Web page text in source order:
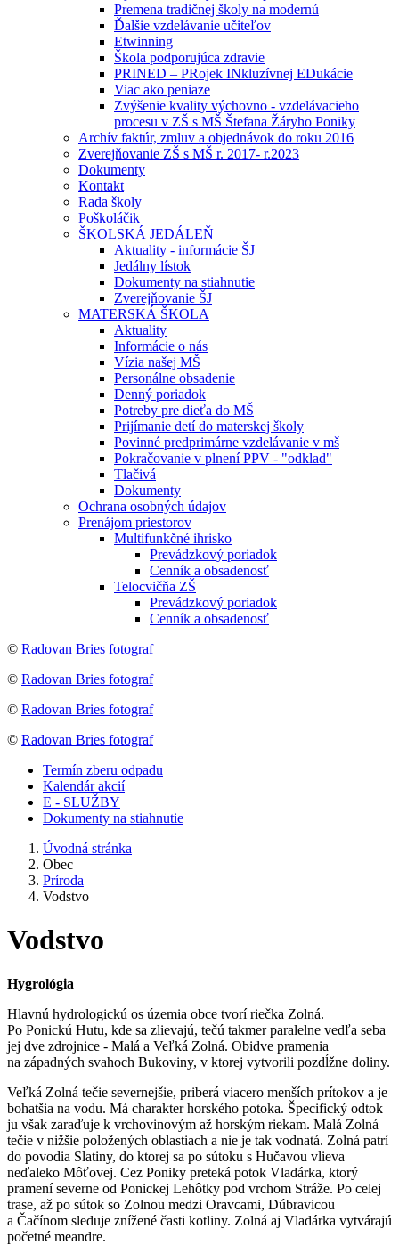
Premena tradičnej školy na modernú
Ďalšie vzdelávanie učiteľov
Etwinning
Škola podporujúca zdravie
PRINED – PRojek INkluzívnej EDukácie
Viac ako peniaze
Zvýšenie kvality výchovno - vzdelávacieho
procesu v ZŠ s MŠ Štefana Žáryho Poniky
Archív faktúr, zmluv a objednávok do roku 2016
Zverejňovanie ZŠ s MŠ r. 2017- r.2023
Dokumenty
Kontakt
Rada školy
Poškoláčik
ŠKOLSKÁ JEDÁLEŇ
Aktuality - informácie ŠJ
Jedálny lístok
Dokumenty na stiahnutie
Zverejňovanie ŠJ
MATERSKÁ ŠKOLA
Aktuality
Informácie o nás
Vízia našej MŠ
Personálne obsadenie
Denný poriadok
Potreby pre dieťa do MŠ
Prijímanie detí do materskej školy
Povinné predprimárne vzdelávanie v mš
Pokračovanie v plnení PPV - "odklad"
Tlačivá
Dokumenty
Ochrana osobných údajov
Prenájom priestorov
Multifunkčné ihrisko
Prevádzkový poriadok
Cenník a obsadenosť
Telocvičňa ZŠ
Prevádzkový poriadok
Cenník a obsadenosť
© Radovan Bries fotograf
© Radovan Bries fotograf
© Radovan Bries fotograf
© Radovan Bries fotograf
Termín zberu odpadu
Kalendár akcií
E - SLUŽBY
Dokumenty na stiahnutie
Úvodná stránka
Obec
Príroda
Vodstvo
Vodstvo
Hygrológia
Hlavnú hydrologickú os územia obce tvorí riečka Zolná.
Po Ponickú Hutu, kde sa zlievajú, tečú takmer paralelne vedľa seba
jej dve zdrojnice - Malá a Veľká Zolná. Obidve pramenia
na západných svahoch Bukoviny, v ktorej vytvorili pozdĺžne doliny.
Veľká Zolná tečie severnejšie, priberá viacero menších prítokov a je
bohatšia na vodu. Má charakter horského potoka. Špecifický odtok
ju však zaraďuje k vrchovinovým až horským riekam. Malá Zolná
tečie v nižšie položených oblastiach a nie je tak vodnatá. Zolná patrí
do povodia Slatiny, do ktorej sa po sútoku s Hučavou vlieva
neďaleko Môťovej. Cez Poniky preteká potok Vladárka, ktorý
pramení severne od Ponickej Lehôtky pod vrchom Stráže. Po celej
trase, až po sútok so Zolnou medzi Oravcami, Dúbravicou
a Čačínom sleduje znížené časti kotliny. Zolná aj Vladárka vytvárajú
početné meandre.